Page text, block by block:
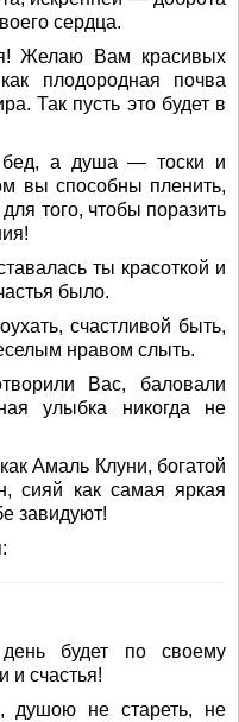
сердца.
Желаю Вам красивых
плодородная почва
Так пусть это будет в
бед, а душа — тоски и
вы способны пленить,
того, чтобы поразить
ты красоткой и
было.
счастливой быть,
нравом слыть.
Вас, баловали
улыбка никогда не
Амаль Клуни, богатой
сияй как самая яркая
завидуют!
будет по своему
и счастья!
душою не стареть, не